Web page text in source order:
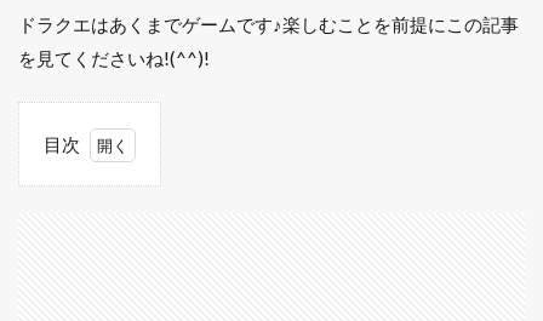
ドラクエはあくまでゲームです♪楽しむことを前提にこの記事
を見てくださいね!(^^)!
目次